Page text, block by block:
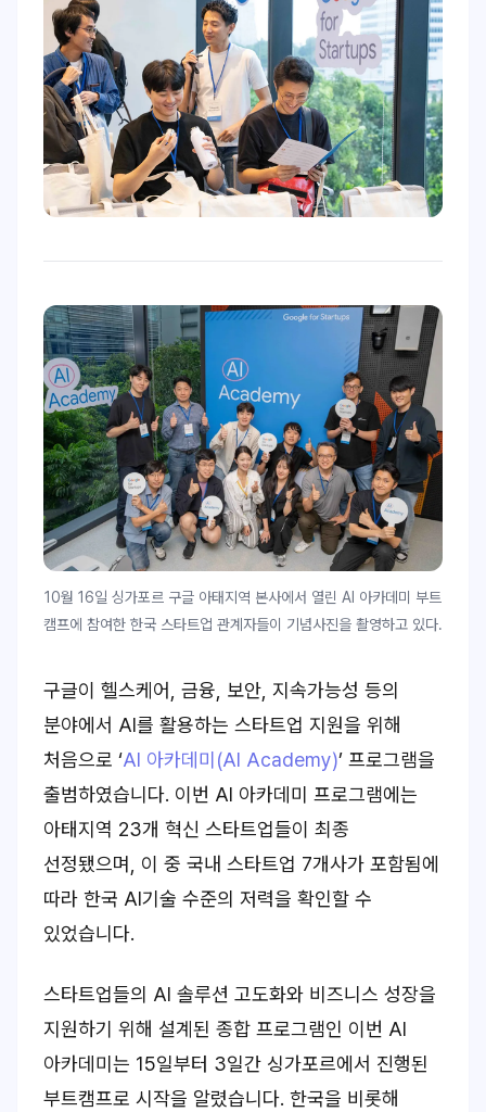
10월 16일 싱가포르 구글 아태지역 본사에서 열린 AI 아카데미 부트
캠프에 참여한 한국 스타트업 관계자들이 기념사진을 촬영하고 있다.
구글이 헬스케어, 금융, 보안, 지속가능성 등의
분야에서 AI를 활용하는 스타트업 지원을 위해
처음으로 ‘AI 아카데미(AI Academy)’ 프로그램을
출범하였습니다. 이번 AI 아카데미 프로그램에는
아태지역 23개 혁신 스타트업들이 최종
선정됐으며, 이 중 국내 스타트업 7개사가 포함됨에
따라 한국 AI기술 수준의 저력을 확인할 수
있었습니다.
스타트업들의 AI 솔루션 고도화와 비즈니스 성장을
지원하기 위해 설계된 종합 프로그램인 이번 AI
아카데미는 15일부터 3일간 싱가포르에서 진행된
부트캠프로 시작을 알렸습니다. 한국을 비롯해